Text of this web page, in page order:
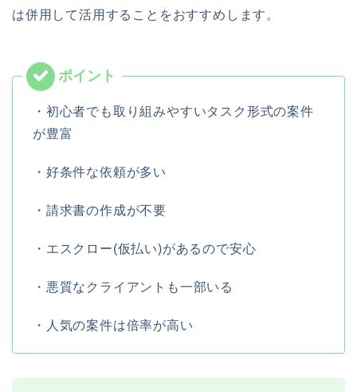
は併用して活用することをおすすめします。
・初心者でも取り組みやすいタスク形式の案件
が豊富
・好条件な依頼が多い
・請求書の作成が不要
・エスクロー(仮払い)があるので安心
・悪質なクライアントも一部いる
・人気の案件は倍率が高い